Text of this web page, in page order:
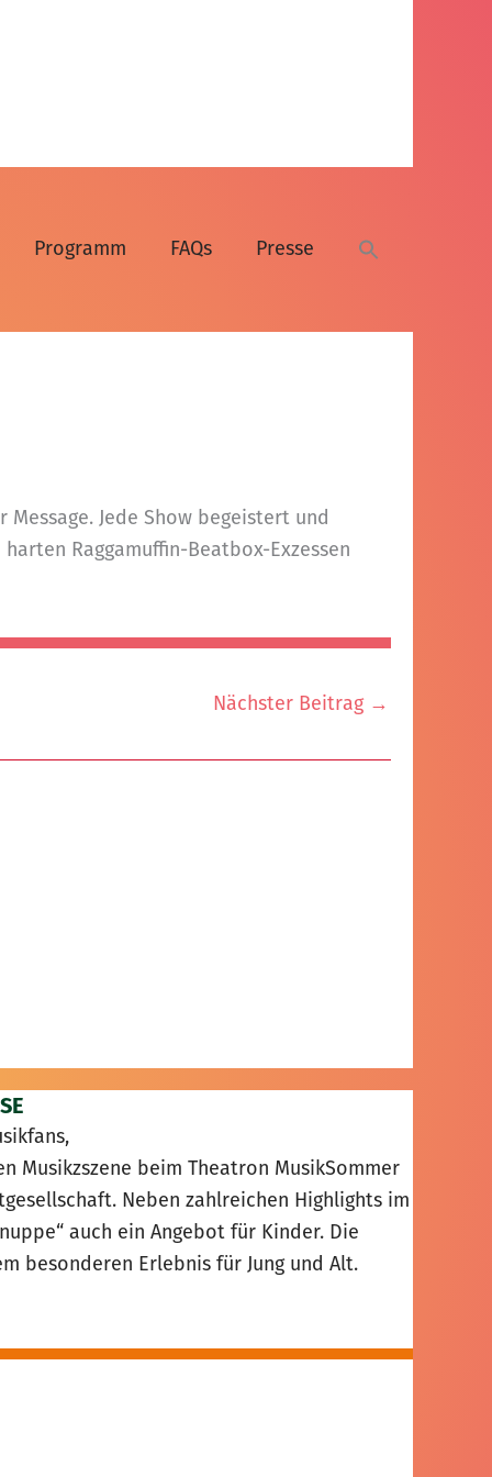
Programm FAQs Presse
Jede Show begeistert und
Raggamuffin-Beatbox-Exzessen
Nächster Beitrag →
Musikzszene beim Theatron MusikSommer
Neben zahlreichen Highlights im
auch ein Angebot für Kinder. Die
besonderen Erlebnis für Jung und Alt.